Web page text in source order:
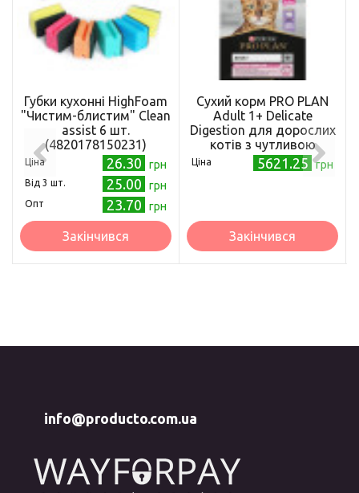
Губки кухонні HighFoam
"Чистим-блистим" Clean
assist 6 шт.
(4820178150231)
Ціна 26.30 грн
Від 3 шт. 25.00 грн
Опт 23.70 грн
Закінчився
Сухий корм PRO PLAN
Adult 1+ Delicate
Digestion для дорослих
котів з чутливою
травною системою з
індичкою 14 кг
Ціна 5621.25 грн
Закінчився
info@producto.com.ua